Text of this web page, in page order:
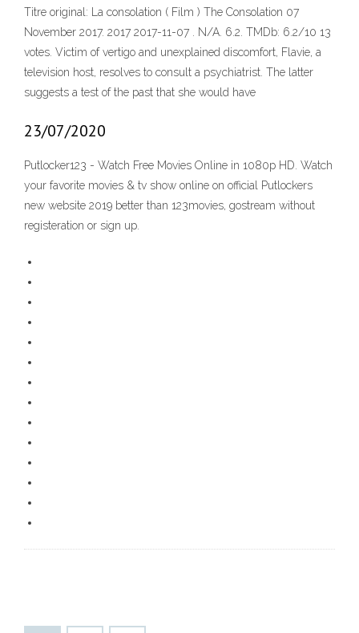
Titre original: La consolation ( Film ) The Consolation 07
November 2017. 2017 2017-11-07 . N/A. 6.2. TMDb: 6.2/10 13
votes. Victim of vertigo and unexplained discomfort, Flavie, a
television host, resolves to consult a psychiatrist. The latter
suggests a test of the past that she would have
23/07/2020
Putlocker123 - Watch Free Movies Online in 1080p HD. Watch
your favorite movies & tv show online on official Putlockers
new website 2019 better than 123movies, gostream without
registeration or sign up.